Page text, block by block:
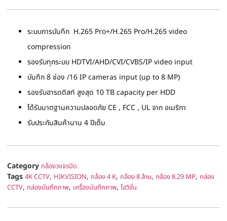
ระบบการบันทึก H.265 Pro+/H.265 Pro/H.265 video
compression
รองรับทุกระบบ HDTVI/AHD/CVI/CVBS/IP video input
บันทึก 8 ช่อง /16 IP cameras input (up to 8 MP)
รองรับฮารดดิสท์ สูงสุด 10 TB capacity per HDD
ได้รับมาตฐานความปลอดภัย CE , FCC , UL จาก อเมริกา
รับประกันสินค้านาน 4 ปีเต็ม
Category กล้องวงจรปิด
Tags 4K CCTV, HIKVISION, กล้อง 4 K, กล้อง 8 ล้าน, กล้อง 8.29 MP, กล่อง
CCTV, กล่องบันทึกภาพ, เครื่องบันทึกภาพ, ไฮวิชั่น